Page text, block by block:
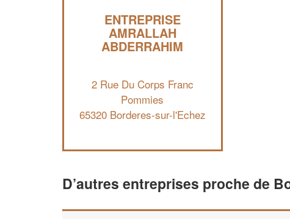
ENTREPRISE
AMRALLAH
ABDERRAHIM
2 Rue Du Corps Franc
Pommies
65320 Borderes-sur-l'Echez
D’autres entreprises proche de